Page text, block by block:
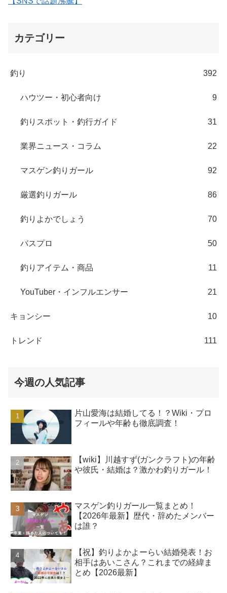
カテゴリー
釣り 392
ハウツー・初心者向け 9
釣りスポット・釣行ガイド 31
業界ニュース・コラム 22
マスゲン釣りガール 92
厳選釣りガール 86
釣りよかでしょう 70
バスプロ 50
釣りアイテム・商品 11
YouTuber・インフルエンサー 21
キョンシー 10
トレンド 111
今週の人気記事
片山愛海は結婚してる！？Wiki・プロ
フィールや年齢も徹底調査！
【wiki】川越すず(ガンクラフト)の年齢
や彼氏・結婚は？激かわ釣りガール！
マスゲン釣りガール一覧まとめ！
【2026年最新】歴代・辞めたメンバー
は誰？
【祝】釣りよかよーらい結婚発表！お
相手はあいこさん？これまでの経緯ま
とめ【2026最新】